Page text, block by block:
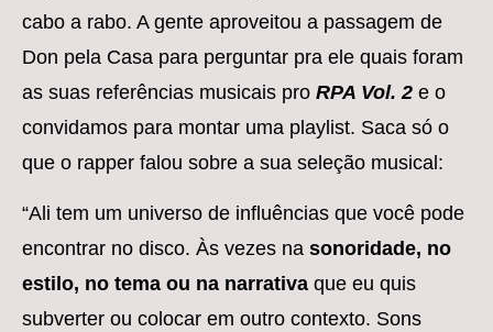
cabo a rabo. A gente aproveitou a passagem de
Don pela Casa para perguntar pra ele quais foram
as suas referências musicais pro RPA Vol. 2 e o
convidamos para montar uma playlist. Saca só o
que o rapper falou sobre a sua seleção musical:
“Ali tem um universo de influências que você pode
encontrar no disco. Às vezes na sonoridade, no
estilo, no tema ou na narrativa que eu quis
subverter ou colocar em outro contexto. Sons